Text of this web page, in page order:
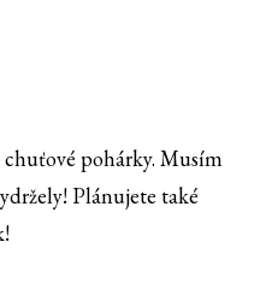
chuťové pohárky. Musím
Plánujete také